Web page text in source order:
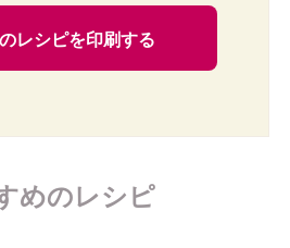
レシピを印刷する
めのレシピ